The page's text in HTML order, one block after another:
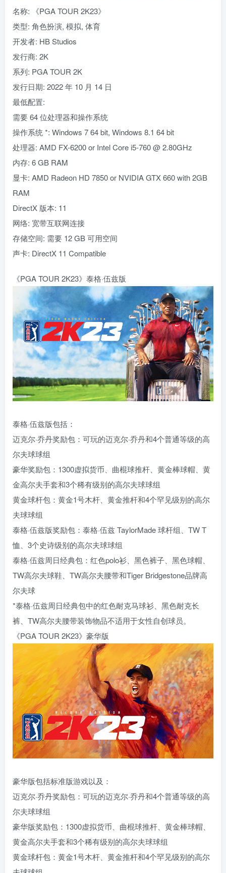
名称: 《PGA TOUR 2K23》
类型: 角色扮演, 模拟, 体育
开发者: HB Studios
发行商: 2K
系列: PGA TOUR 2K
发行日期: 2022 年 10 月 14 日
最低配置:
需要 64 位处理器和操作系统
操作系统 *: Windows 7 64 bit, Windows 8.1 64 bit
处理器: AMD FX-6200 or Intel Core i5-760 @ 2.80GHz
内存: 6 GB RAM
显卡: AMD Radeon HD 7850 or NVIDIA GTX 660 with 2GB
RAM
DirectX 版本: 11
网络: 宽带互联网连接
存储空间: 需要 12 GB 可用空间
声卡: DirectX 11 Compatible
《PGA TOUR 2K23》泰格·伍兹版
泰格·伍兹版包括：
迈克尔·乔丹奖励包：可玩的迈克尔·乔丹和4个普通等级的高
尔夫球球组
豪华奖励包：1300虚拟货币、曲棍球推杆、黄金棒球帽、黄
金高尔夫手套和3个稀有级别的高尔夫球球组
黄金球杆包：黄金1号木杆、黄金推杆和4个罕见级别的高尔
夫球球组
泰格·伍兹版奖励包：泰格·伍兹 TaylorMade 球杆组、TW T
恤、3个史诗级别的高尔夫球球组
泰格·伍兹周日经典包：红色polo衫、黑色裤子、黑色球帽、
TW高尔夫球鞋、TW高尔夫腰带和Tiger Bridgestone品牌高
尔夫球
*泰格·伍兹周日经典包中的红色耐克马球衫、黑色耐克长
裤、TW高尔夫腰带装饰物品不适用于女性自创球员。
《PGA TOUR 2K23》豪华版
豪华版包括标准版游戏以及：
迈克尔·乔丹奖励包：可玩的迈克尔·乔丹和4个普通等级的高
尔夫球球组
豪华版奖励包：1300虚拟货币、曲棍球推杆、黄金棒球帽、
黄金高尔夫手套和3个稀有级别的高尔夫球球组
黄金球杆包：黄金1号木杆、黄金推杆和4个罕见级别的高尔